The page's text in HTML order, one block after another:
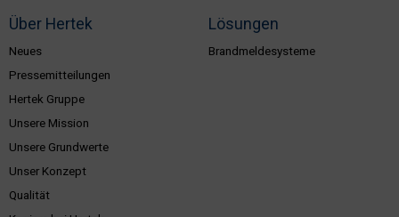
Über Hertek
Neues
Pressemitteilungen
Hertek Gruppe
Unsere Mission
Unsere Grundwerte
Unser Konzept
Qualität
Lösungen
Brandmeldesysteme